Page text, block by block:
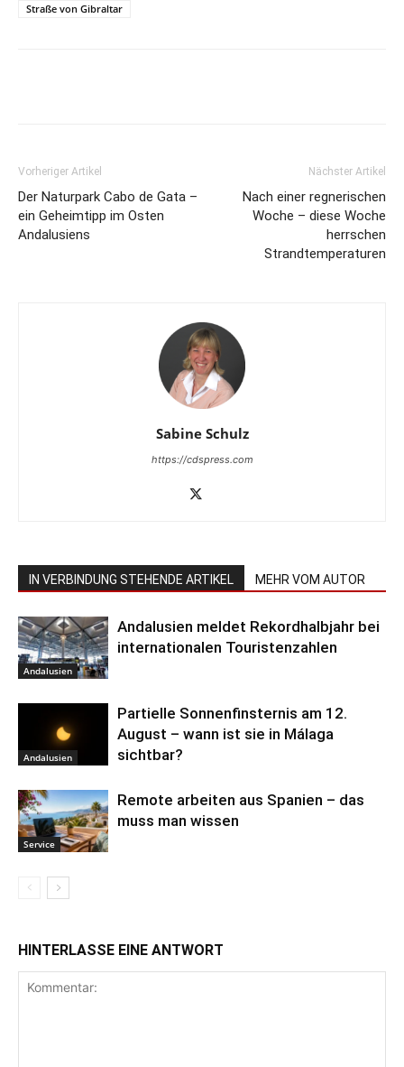
Straße von Gibraltar
Vorheriger Artikel
Der Naturpark Cabo de Gata –
ein Geheimtipp im Osten
Andalusiens
Nächster Artikel
Nach einer regnerischen
Woche – diese Woche
herrschen
Strandtemperaturen
Sabine Schulz
https://cdspress.com
IN VERBINDUNG STEHENDE ARTIKEL MEHR VOM AUTOR
Andalusien
Andalusien meldet Rekordhalbjahr bei
internationalen Touristenzahlen
Andalusien
Partielle Sonnenfinsternis am 12.
August – wann ist sie in Málaga
sichtbar?
Service
Remote arbeiten aus Spanien – das
muss man wissen
HINTERLASSE EINE ANTWORT